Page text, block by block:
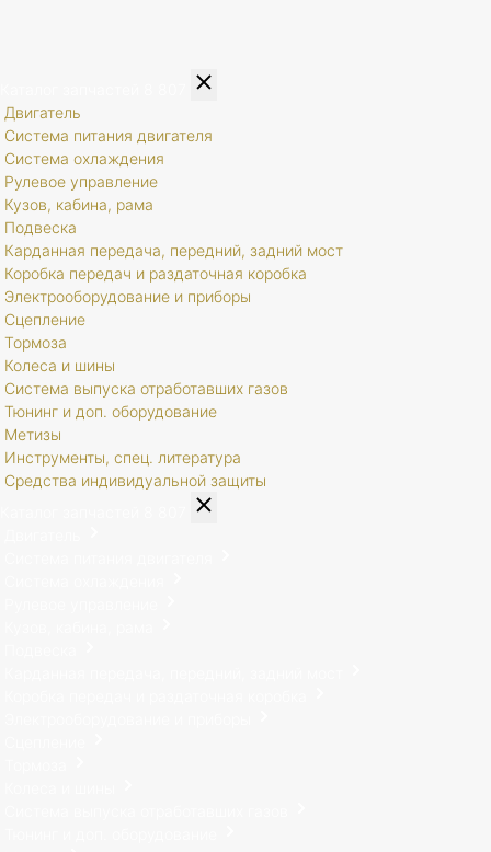
Двигатель
Система питания двигателя
Система охлаждения
Рулевое управление
Кузов, кабина, рама
Подвеска
Карданная передача, передний, задний мост
Коробка передач и раздаточная коробка
Электрооборудование и приборы
Сцепление
Тормоза
Колеса и шины
Система выпуска отработавших газов
Тюнинг и доп. оборудование
Метизы
Инструменты, спец. литература
Средства индивидуальной защиты